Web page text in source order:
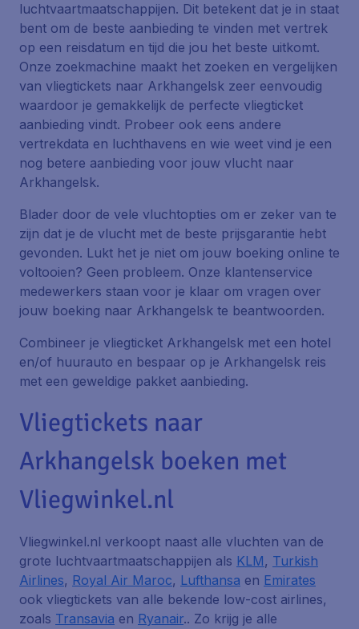
luchtvaartmaatschappijen. Dit betekent dat je in staat
bent om de beste aanbieding te vinden met vertrek
op een reisdatum en tijd die jou het beste uitkomt.
Onze zoekmachine maakt het zoeken en vergelijken
van vliegtickets naar Arkhangelsk zeer eenvoudig
waardoor je gemakkelijk de perfecte vliegticket
aanbieding vindt. Probeer ook eens andere
vertrekdata en luchthavens en wie weet vind je een
nog betere aanbieding voor jouw vlucht naar
Arkhangelsk.
Blader door de vele vluchtopties om er zeker van te
zijn dat je de vlucht met de beste prijsgarantie hebt
gevonden. Lukt het je niet om jouw boeking online te
voltooien? Geen probleem. Onze klantenservice
medewerkers staan voor je klaar om vragen over
jouw boeking naar Arkhangelsk te beantwoorden.
Combineer je vliegticket Arkhangelsk met een hotel
en/of huurauto en bespaar op je Arkhangelsk reis
met een geweldige pakket aanbieding.
Vliegtickets naar
Arkhangelsk boeken met
Vliegwinkel.nl
Vliegwinkel.nl verkoopt naast alle vluchten van de
grote luchtvaartmaatschappijen als KLM, Turkish
Airlines, Royal Air Maroc, Lufthansa en Emirates
ook vliegtickets van alle bekende low-cost airlines,
zoals Transavia en Ryanair.. Zo krijg je alle